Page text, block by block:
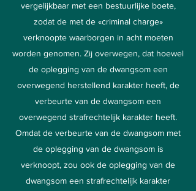
vergelijkbaar met een bestuurlijke boete,
zodat de met de «criminal charge»
verknoopte waarborgen in acht moeten
worden genomen. Zij overwegen, dat hoewel
de oplegging van de dwangsom een
overwegend herstellend karakter heeft, de
verbeurte van de dwangsom een
overwegend strafrechtelijk karakter heeft.
Omdat de verbeurte van de dwangsom met
de oplegging van de dwangsom is
verknoopt, zou ook de oplegging van de
dwangsom een strafrechtelijk karakter